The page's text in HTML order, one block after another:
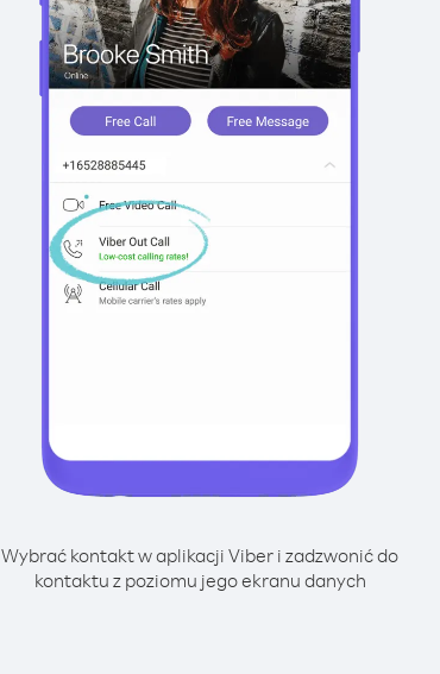
Wybrać kontakt w aplikacji Viber i zadzwonić do
kontaktu z poziomu jego ekranu danych